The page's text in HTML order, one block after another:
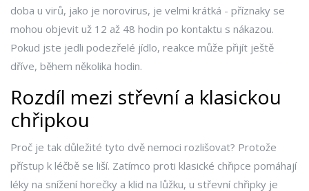
doba u virů, jako je norovirus, je velmi krátká - příznaky se
mohou objevit už 12 až 48 hodin po kontaktu s nákazou.
Pokud jste jedli podezřelé jídlo, reakce může přijít ještě
dříve, během několika hodin.
Rozdíl mezi střevní a klasickou
chřipkou
Proč je tak důležité tyto dvě nemoci rozlišovat? Protože
přístup k léčbě se liší. Zatímco proti klasické chřipce pomáhají
léky na snížení horečky a klid na lůžku, u střevní chřipky je